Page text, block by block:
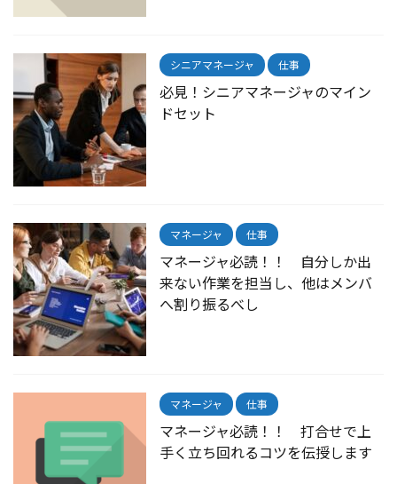
シニアマネージャ 仕事
必見！シニアマネージャのマイン
ドセット
マネージャ 仕事
マネージャ必読！！ 自分しか出
来ない作業を担当し、他はメンバ
へ割り振るべし
マネージャ 仕事
マネージャ必読！！ 打合せで上
手く立ち回れるコツを伝授します